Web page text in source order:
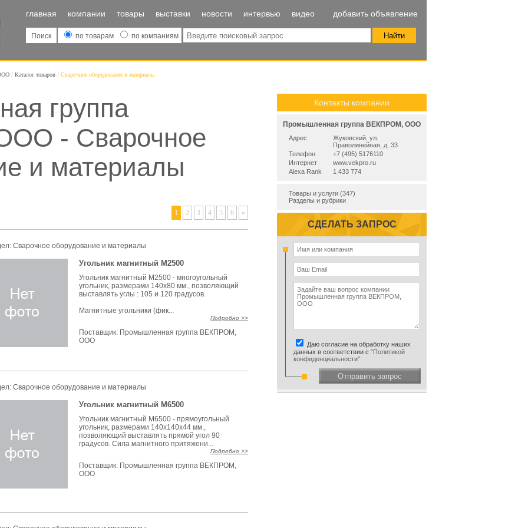
главная компании товары выставки новости интервью видео добавить объявление
Поиск по товарам по компаниям
Каталог товаров Сварочное оборудование и материалы
группа
- Сварочное
и материалы
1 2 3 4 5 6 »
Сварочное оборудование и материалы
Угольник магнитный M2500
Угольник магнитный М2500 - многоугольный
угольник, размерами 140х80 мм., позволяющий
выставлять углы : 105 и 120 градусов.
Магнитные угольники (фик...
Подробно >>
Поставщик: Промышленная группа ВЕКПРОМ,
ООО
Сварочное оборудование и материалы
Угольник магнитный M6500
Угольник магнитный М6500 - прямоугольный
угольник, размерами 140х140х44 мм.,
позволяющий выставлять прямой угол 90
градусов. Сила магнитного притяжени...
Подробно >>
Поставщик: Промышленная группа ВЕКПРОМ,
ООО
Контакты компании
Промышленная группа ВЕКПРОМ, ООО
Адрес
Жуковский, ул.
Праволинейная, д. 33
Телефон
+7 (495) 5176110
Интернет
www.vekpro.ru
Alexa Rank
1 433 774
Товары и услуги (347)
Разделы и рубрики
СДЕЛАТЬ ЗАПРОС
Даю согласие на обработку наших
данных в соответствии с "Политикой
конфиденциальности"
Отправить запрос